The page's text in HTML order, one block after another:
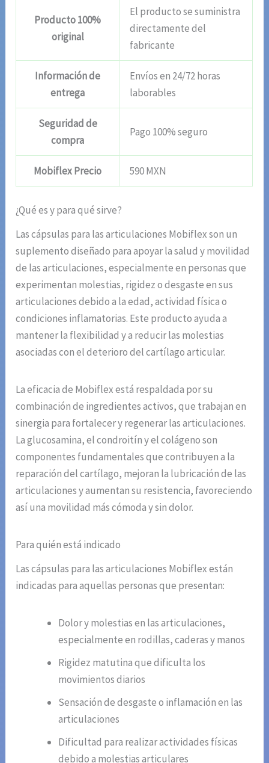
Producto 100%
original
El producto se suministra
directamente del
fabricante
Información de
entrega
Envíos en 24/72 horas
laborables
Seguridad de
compra
Pago 100% seguro
Mobiflex Precio 590 MXN
¿Qué es y para qué sirve?
Las cápsulas para las articulaciones Mobiflex son un
suplemento diseñado para apoyar la salud y movilidad
de las articulaciones, especialmente en personas que
experimentan molestias, rigidez o desgaste en sus
articulaciones debido a la edad, actividad física o
condiciones inflamatorias. Este producto ayuda a
mantener la flexibilidad y a reducir las molestias
asociadas con el deterioro del cartílago articular.
La eficacia de Mobiflex está respaldada por su
combinación de ingredientes activos, que trabajan en
sinergia para fortalecer y regenerar las articulaciones.
La glucosamina, el condroitín y el colágeno son
componentes fundamentales que contribuyen a la
reparación del cartílago, mejoran la lubricación de las
articulaciones y aumentan su resistencia, favoreciendo
así una movilidad más cómoda y sin dolor.
Para quién está indicado
Las cápsulas para las articulaciones Mobiflex están
indicadas para aquellas personas que presentan:
Dolor y molestias en las articulaciones,
especialmente en rodillas, caderas y manos
Rigidez matutina que dificulta los
movimientos diarios
Sensación de desgaste o inflamación en las
articulaciones
Dificultad para realizar actividades físicas
debido a molestias articulares